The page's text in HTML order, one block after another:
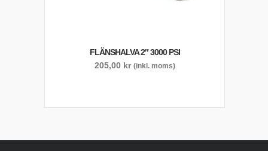
FLÄNSHALVA 2″ 3000 PSI
205,00 kr (inkl. moms)